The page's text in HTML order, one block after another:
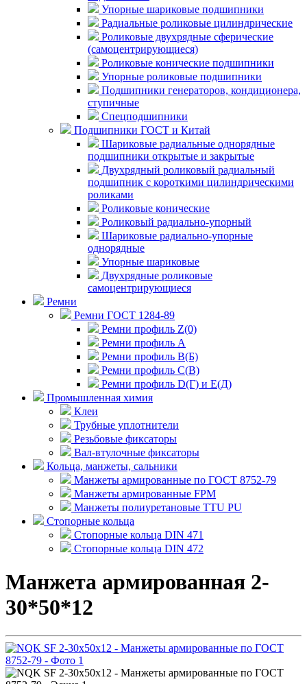
Упорные шариковые подшипники
Радиальные роликовые цилиндрические
Роликовые двухрядные сферические
(самоцентрирующиеся)
Роликовые конические подшипники
Упорные роликовые подшипники
Подшипники генераторов, кондиционера,
ступичные
Спецподшипники
Подшипники ГОСТ и Китай
Шариковые радиальные однорядные
подшипники открытые и закрытые
Двухрядный роликовый радиальный
подшипник с короткими цилиндрическими
роликами
Роликовые конические
Роликовый радиально-упорный
Шариковые радиально-упорные
однорядные
Упорные шариковые
Двухрядные роликовые
самоцентрирующиеся
Ремни
Ремни ГОСТ 1284-89
Ремни профиль Z(0)
Ремни профиль А
Ремни профиль В(Б)
Ремни профиль С(В)
Ремни профиль D(Г) и E(Д)
Промышленная химия
Клеи
Трубные уплотнители
Резьбовые фиксаторы
Вал-втулочные фиксаторы
Кольца, манжеты, сальники
Манжеты армированные по ГОСТ 8752-79
Манжеты армированные FPM
Манжеты полиуретановые TTU PU
Стопорные кольца
Стопорные кольца DIN 471
Стопорные кольца DIN 472
Манжета армированная 2-
30*50*12